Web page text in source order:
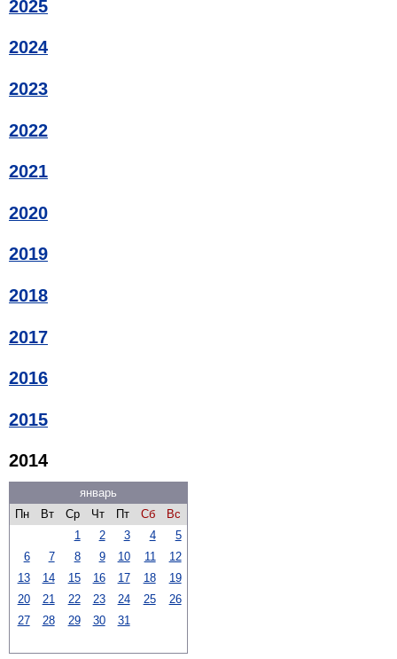
2025
2024
2023
2022
2021
2020
2019
2018
2017
2016
2015
2014
январь
Пн
Вт Ср Чт Пт Сб
Вс
1
2 3 4
5
6
7 8 9 10 11
12
13
14 15 16 17 18
19
20
21 22 23 24 25
26
27
28 29 30 31